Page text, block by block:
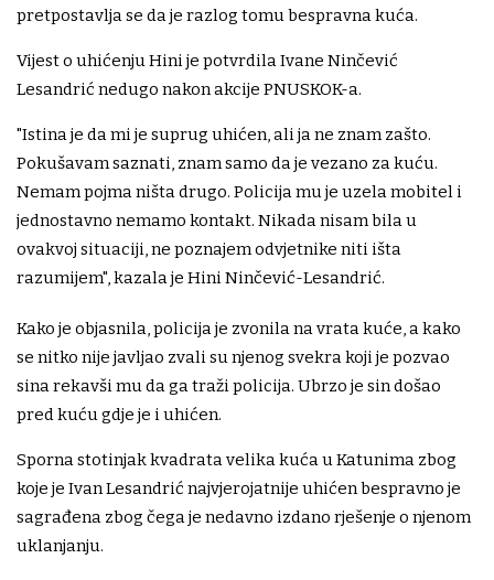
pretpostavlja se da je razlog tomu bespravna kuća.
Vijest o uhićenju Hini je potvrdila Ivane Ninčević
Lesandrić nedugo nakon akcije PNUSKOK-a.
"Istina je da mi je suprug uhićen, ali ja ne znam zašto.
Pokušavam saznati, znam samo da je vezano za kuću.
Nemam pojma ništa drugo. Policija mu je uzela mobitel i
jednostavno nemamo kontakt. Nikada nisam bila u
ovakvoj situaciji, ne poznajem odvjetnike niti išta
razumijem", kazala je Hini Ninčević-Lesandrić.
Kako je objasnila, policija je zvonila na vrata kuće, a kako
se nitko nije javljao zvali su njenog svekra koji je pozvao
sina rekavši mu da ga traži policija. Ubrzo je sin došao
pred kuću gdje je i uhićen.
Sporna stotinjak kvadrata velika kuća u Katunima zbog
koje je Ivan Lesandrić najvjerojatnije uhićen bespravno je
sagrađena zbog čega je nedavno izdano rješenje o njenom
uklanjanju.